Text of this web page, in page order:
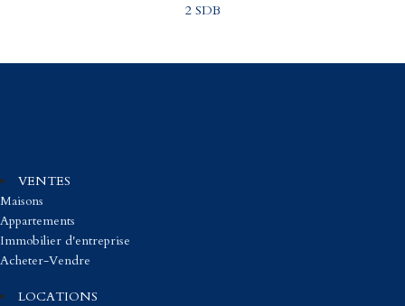
2 SDB
VENTES
Maisons
Appartements
Immobilier d'entreprise
Acheter-Vendre
LOCATIONS